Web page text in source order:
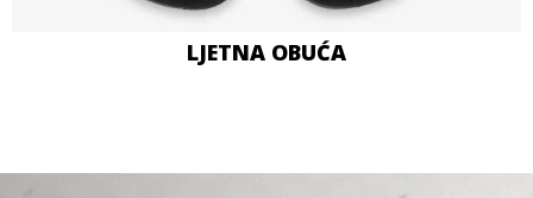
LJETNA OBUĆA